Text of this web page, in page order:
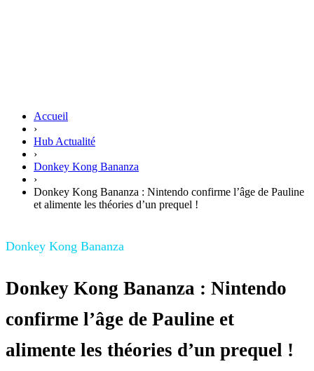
Accueil
›
Hub Actualité
›
Donkey Kong Bananza
›
Donkey Kong Bananza : Nintendo confirme l’âge de Pauline
et alimente les théories d’un prequel !
Donkey Kong Bananza
Donkey Kong Bananza : Nintendo
confirme l’âge de Pauline et
alimente les théories d’un prequel !